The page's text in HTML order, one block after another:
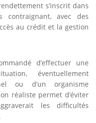
s’inscrit dans
contraignant, avec des
au crédit et la gestion
d’effectuer une
éventuellement
ou d’un organisme
réaliste permet d’éviter
les difficultés